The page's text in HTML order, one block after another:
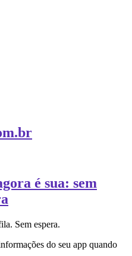
é sua: sem
Sem espera.
do seu app quando